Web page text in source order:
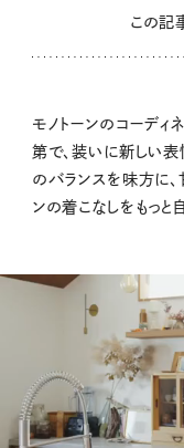
この記
モノトーンのコーデ
第で、装いに新しい
のバランスを味方に、
ンの着こなしをもっと